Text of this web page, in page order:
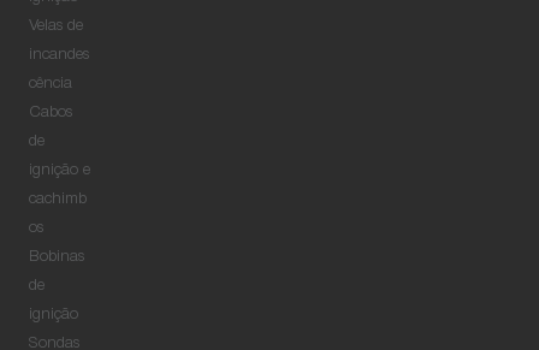
Velas de
incandes
cência
Cabos
de
ignição e
cachimb
os
Bobinas
de
ignição
Sondas